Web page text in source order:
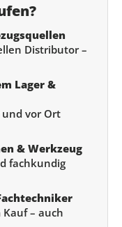
Distributor –
Lager &
vor Ort
& Werkzeug
fachkundig
– auch